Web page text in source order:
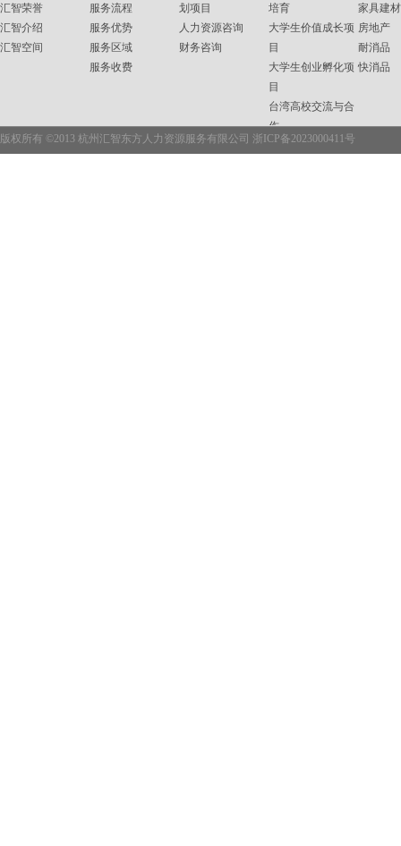
汇智荣誉
汇智介绍
汇智空间
服务流程
服务优势
服务区域
服务收费
划项目
人力资源咨询
财务咨询
培育
大学生价值成长项
目
大学生创业孵化项
目
台湾高校交流与合
作
企业内训
家具建材
房地产
耐消品
快消品
版权所有 ©2013 杭州汇智东方人力资源服务有限公司 浙ICP备2023000411号